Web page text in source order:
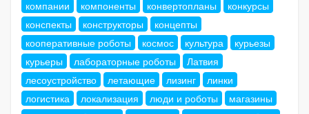
компании
компоненты конвертопланы
конкурсы
конспекты
конструкторы
концепты
кооперативные роботы
космос культура
курьезы
курьеры
лабораторные роботы
Латвия
лесоустройство
летающие лизинг
линки
логистика
локализация люди и роботы
магазины